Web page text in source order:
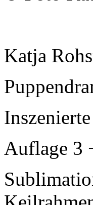
Katja
Auflage 3